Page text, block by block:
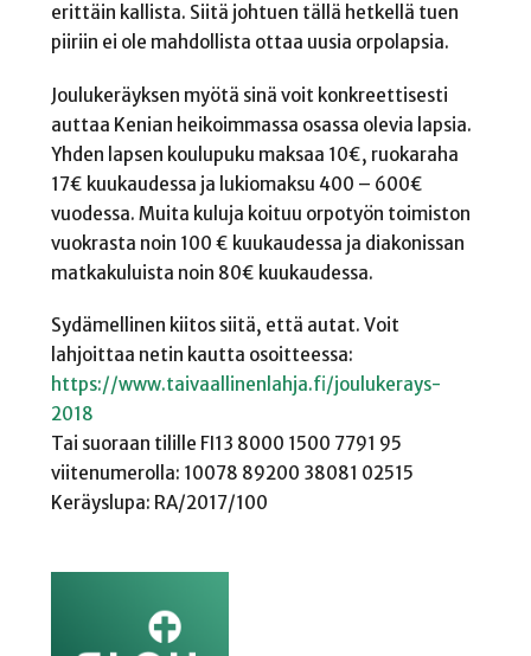
erittäin kallista. Siitä johtuen tällä hetkellä tuen
piiriin ei ole mahdollista ottaa uusia orpolapsia.
Joulukeräyksen myötä sinä voit konkreettisesti
auttaa Kenian heikoimmassa osassa olevia lapsia.
Yhden lapsen koulupuku maksaa 10€, ruokaraha
17€ kuukaudessa ja lukiomaksu 400 – 600€
vuodessa. Muita kuluja koituu orpotyön toimiston
vuokrasta noin 100 € kuukaudessa ja diakonissan
matkakuluista noin 80€ kuukaudessa.
Sydämellinen kiitos siitä, että autat. Voit
lahjoittaa netin kautta osoitteessa:
https://www.taivaallinenlahja.fi/joulukerays-
2018
Tai suoraan tilille FI13 8000 1500 7791 95
viitenumerolla: 10078 89200 38081 02515
Keräyslupa: RA/2017/100